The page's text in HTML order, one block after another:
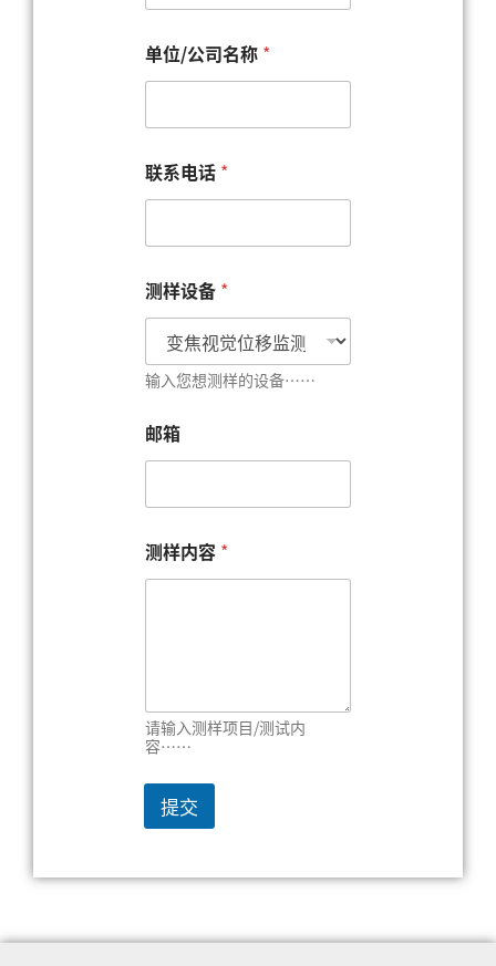
*
单
/
司
名
称
单位/公司名称 *
联系电话 *
测样设备 *
输入您想测样的设备……
邮箱
测样内容 *
请输入测样项目/测试内
容……
提交